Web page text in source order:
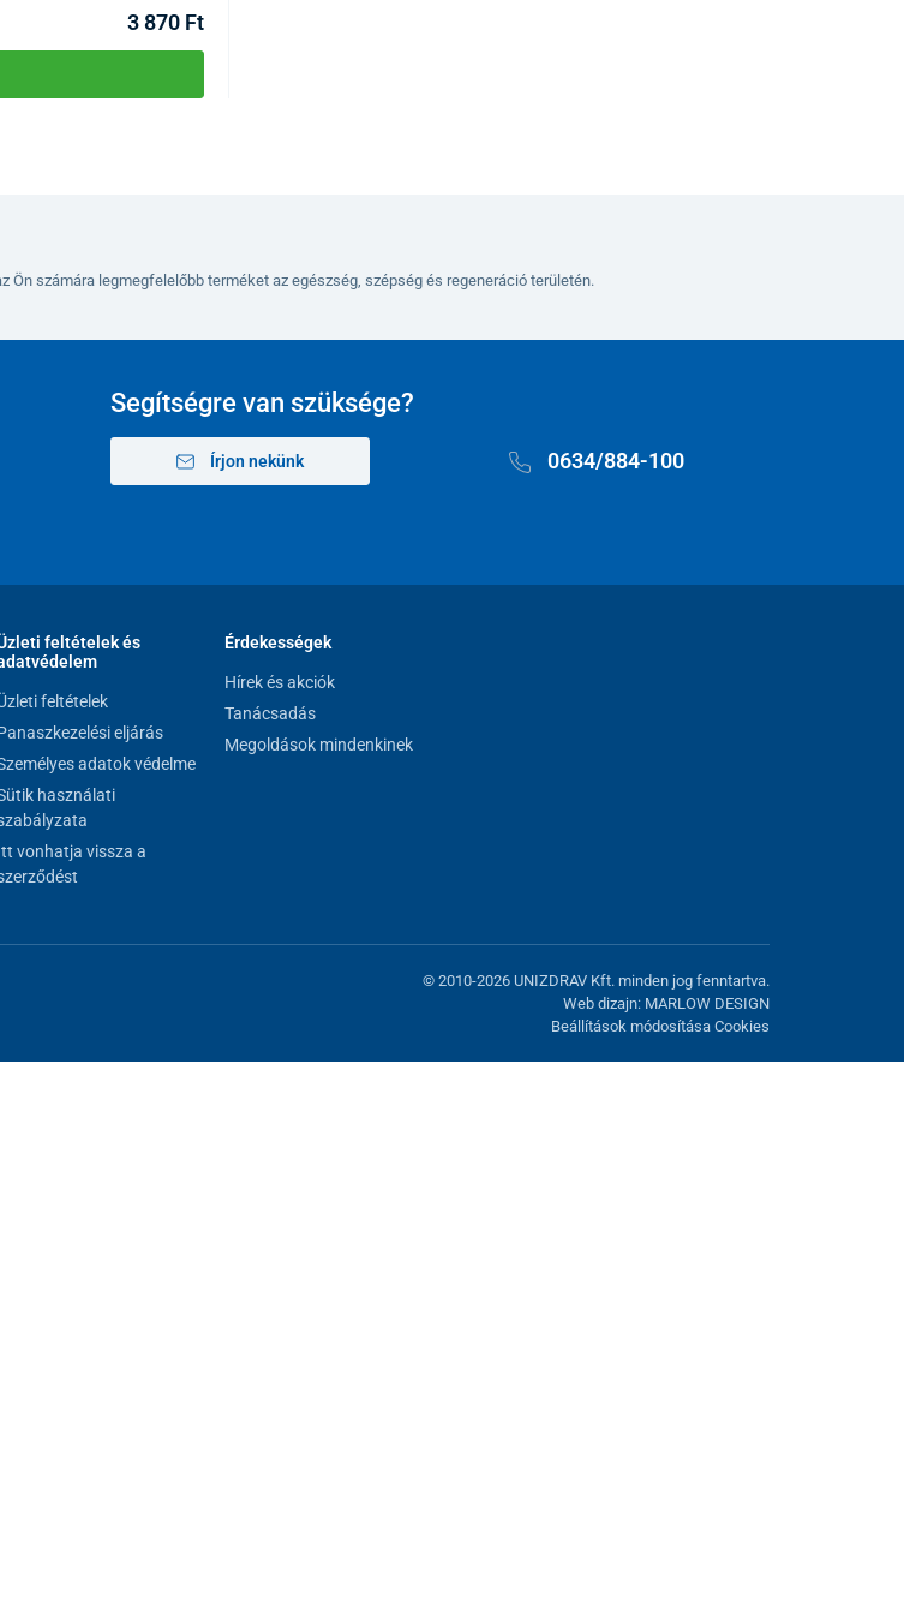
3 870 Ft
Ön számára legmegfelelőbb terméket az egészség, szépség és regeneráció területén.
Segítségre van szüksége?
Írjon nekünk 0634/884-100
feltételek és
feltételek
eljárás
adatok védelme
használati
vonhatja vissza a
Érdekességek
Hírek és akciók
Tanácsadás
Megoldások mindenkinek
© 2010-2026 UNIZDRAV Kft. minden jog fenntartva.
Web dizajn: MARLOW DESIGN
Beállítások módosítása Cookies